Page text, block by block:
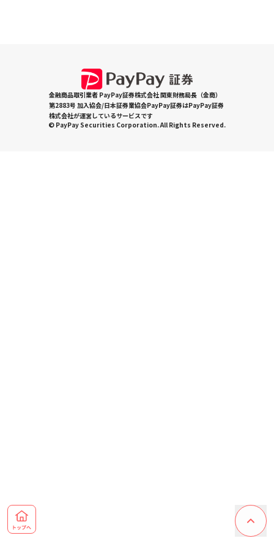
金融商品取引業者 PayPay証券株式会社 関東財務局長（金商）
第2883号 加入協会/日本証券業協会PayPay証券はPayPay証券
株式会社が運営しているサービスです
© PayPay Securities Corporation. All Rights Reserved.